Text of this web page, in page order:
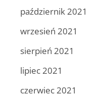
październik 2021
wrzesień 2021
sierpień 2021
lipiec 2021
czerwiec 2021